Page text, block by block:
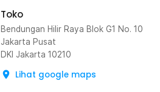
Toko
Bendungan Hilir Raya Blok G1 No. 10
Jakarta Pusat
DKI Jakarta 10210
Lihat google maps